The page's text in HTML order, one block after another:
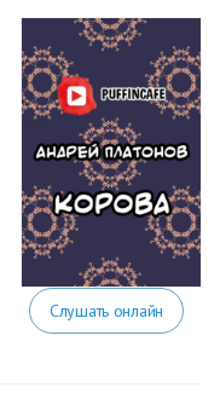
Слушать онлайн